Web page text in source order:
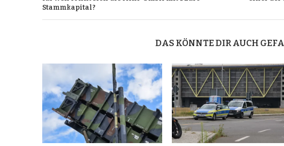
Stammkapital?
DAS KÖNNTE DIR AUCH